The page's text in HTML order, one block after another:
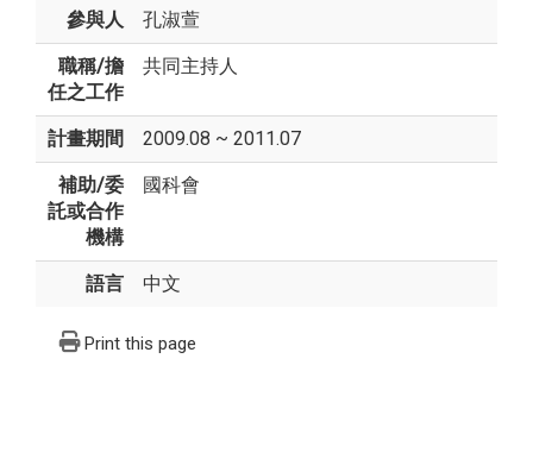
參與人 孔淑萱
職稱/擔
任之工作
共同主持人
計畫期間 2009.08 ~ 2011.07
補助/委
託或合作
機構
國科會
語言 中文
Print this page